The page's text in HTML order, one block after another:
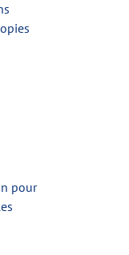
pour